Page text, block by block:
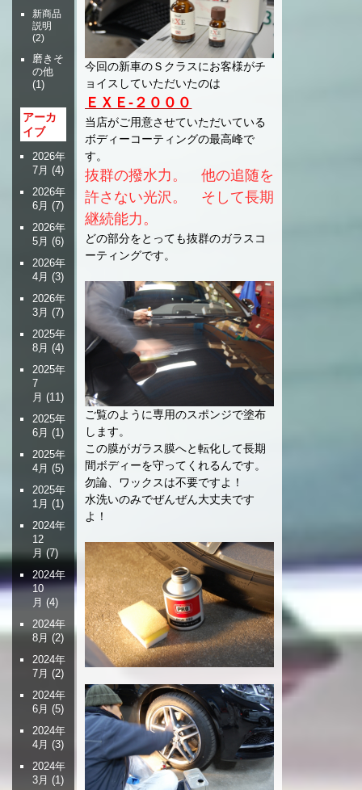
今回の新車のＳクラスにお客様がチ
ョイスしていただいたのは
ＥＸＥ-２０００
当店がご用意させていただいている
ボディーコーティングの最高峰で
す。
抜群の撥水力。 他の追随を
許さない光沢。 そして長期
継続能力。
どの部分をとっても抜群のガラスコ
ーティングです。
ご覧のように専用のスポンジで塗布
します。
この膜がガラス膜へと転化して長期
間ボディーを守ってくれるんです。
勿論、ワックスは不要ですよ！
水洗いのみでぜんぜん大丈夫です
よ！
新商品
説明
(2)
磨きそ
の他
(1)
アーカ
イブ
2026年
7月 (4)
2026年
6月 (7)
2026年
5月 (6)
2026年
4月 (3)
2026年
3月 (7)
2025年
8月 (4)
2025年
7
月 (11)
2025年
6月 (1)
2025年
4月 (5)
2025年
1月 (1)
2024年
12
月 (7)
2024年
10
月 (4)
2024年
8月 (2)
2024年
7月 (2)
2024年
6月 (5)
2024年
4月 (3)
2024年
3月 (1)